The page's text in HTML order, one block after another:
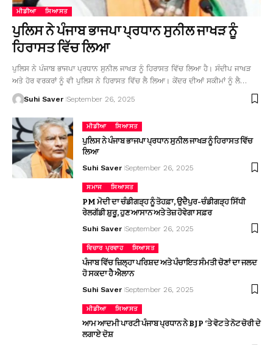
ਮੀਡੀਆ ਸਿਆਸਤ
ਪੁਲਿਸ ਨੇ ਪੰਜਾਬ ਭਾਜਪਾ ਪ੍ਰਧਾਨ ਸੁਨੀਲ ਜਾਖੜ ਨੂੰ
ਹਿਰਾਸਤ ਵਿੱਚ ਲਿਆ
ਪੁਲਿਸ ਨੇ ਪੰਜਾਬ ਭਾਜਪਾ ਪ੍ਰਧਾਨ ਸੁਨੀਲ ਜਾਖੜ ਨੂੰ ਹਿਰਾਸਤ ਵਿੱਚ ਲਿਆ ਹੈ। ਸੰਦੀਪ ਜਾਖੜ
ਅਤੇ ਹੋਰ ਵਰਕਰਾਂ ਨੂੰ ਵੀ ਪੁਲਿਸ ਨੇ ਹਿਰਾਸਤ ਵਿੱਚ ਲੈ ਲਿਆ। ਕੇਂਦਰ ਦੀਆਂ ਸਕੀਮਾਂ ਨੂੰ ਲੈ…
Suhi Saver September 26, 2025
ਮੀਡੀਆ ਸਿਆਸਤ
ਪੁਲਿਸ ਨੇ ਪੰਜਾਬ ਭਾਜਪਾ ਪ੍ਰਧਾਨ ਸੁਨੀਲ ਜਾਖੜ ਨੂੰ ਹਿਰਾਸਤ ਵਿੱਚ
ਲਿਆ
Suhi Saver September 26, 2025
ਸਮਾਜ ਸਿਆਸਤ
PM ਮੋਦੀ ਦਾ ਚੰਡੀਗੜ੍ਹ ਨੂੰ ਤੋਹਫ਼ਾ, ਉਦੈਪੁਰ-ਚੰਡੀਗੜ੍ਹ ਸਿੱਧੀ
ਰੇਲਗੱਡੀ ਸ਼ੁਰੂ, ਹੁਣ ਆਸਾਨ ਅਤੇ ਤੇਜ਼ ਹੋਵੇਗਾ ਸਫ਼ਰ
Suhi Saver September 26, 2025
ਵਿਚਾਰ ਪ੍ਰਵਾਹ ਸਿਆਸਤ
ਪੰਜਾਬ ਵਿੱਚ ਜ਼ਿਲ੍ਹਾ ਪਰਿਸ਼ਦ ਅਤੇ ਪੰਚਾਇਤ ਸੰਮਤੀ ਚੋਣਾਂ ਦਾ ਜਲਦ
ਹੋ ਸਕਦਾ ਹੈ ਐਲਾਨ
Suhi Saver September 26, 2025
ਮੀਡੀਆ ਸਿਆਸਤ
ਆਮ ਆਦਮੀ ਪਾਰਟੀ ਪੰਜਾਬ ਪ੍ਰਧਾਨ ਨੇ BJP ‘ਤੇ ਵੋਟ ਤੇ ਨੋਟ ਚੋਰੀ ਦੇ
ਲਗਾਏ ਦੋਸ਼